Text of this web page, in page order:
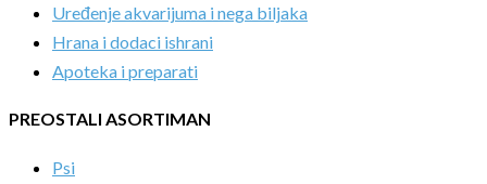
Uređenje akvarijuma i nega biljaka
Hrana i dodaci ishrani
Apoteka i preparati
PREOSTALI ASORTIMAN
Psi